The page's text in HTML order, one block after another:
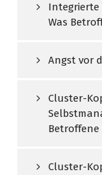
Integrierte
Was
Angst vor
Cluster-
Betroffene
Cluster-